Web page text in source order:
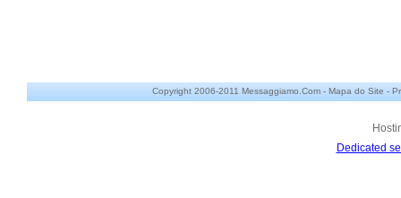
Copyright 2006-2011 Messaggiamo.Com - Mapa do Site -
Dedicated